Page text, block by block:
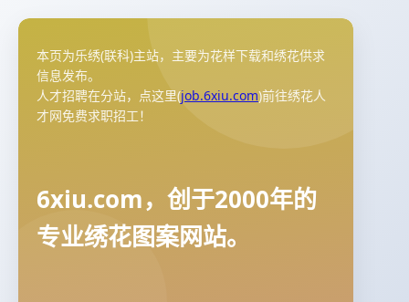
本页为乐绣(联科)主站，主要为花样下载和绣花供求
信息发布。
人才招聘在分站，点这里(job.6xiu.com)前往绣花人
才网免费求职招工！
6xiu.com，创于2000年的
专业绣花图案网站。